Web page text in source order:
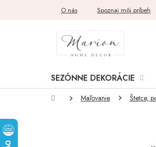
O nás Spoznaj môj príbeh
SEZÓNNE DEKORÁCIE
DomovMaľovanie Štetce,